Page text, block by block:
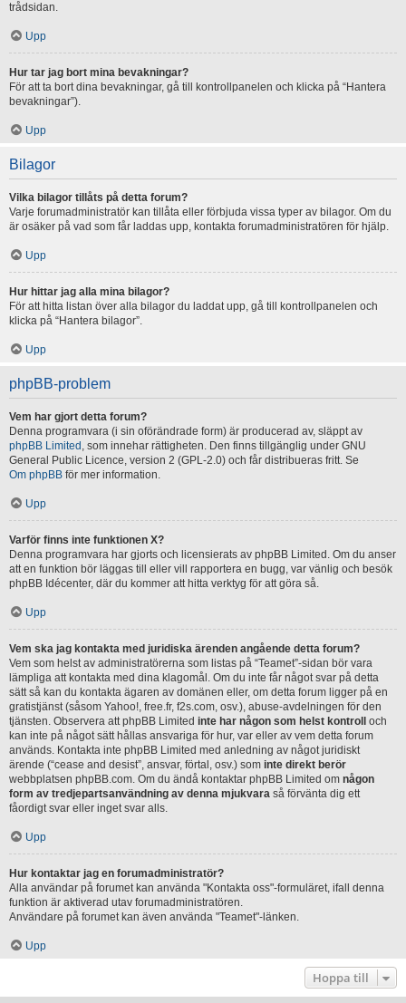
trådsidan.
Upp
Hur tar jag bort mina bevakningar?
För att ta bort dina bevakningar, gå till kontrollpanelen och klicka på “Hantera
bevakningar”).
Upp
Bilagor
Vilka bilagor tillåts på detta forum?
Varje forumadministratör kan tillåta eller förbjuda vissa typer av bilagor. Om du
är osäker på vad som får laddas upp, kontakta forumadministratören för hjälp.
Upp
Hur hittar jag alla mina bilagor?
För att hitta listan över alla bilagor du laddat upp, gå till kontrollpanelen och
klicka på “Hantera bilagor”.
Upp
phpBB-problem
Vem har gjort detta forum?
Denna programvara (i sin oförändrade form) är producerad av, släppt av
phpBB Limited , som innehar rättigheten. Den finns tillgänglig under GNU
General Public Licence, version 2 (GPL-2.0) och får distribueras fritt. Se
Om phpBB för mer information.
Upp
Varför finns inte funktionen X?
Denna programvara har gjorts och licensierats av phpBB Limited. Om du anser
att en funktion bör läggas till eller vill rapportera en bugg, var vänlig och besök
phpBB Idécenter, där du kommer att hitta verktyg för att göra så.
Upp
Vem ska jag kontakta med juridiska ärenden angående detta forum?
Vem som helst av administratörerna som listas på “Teamet”-sidan bör vara
lämpliga att kontakta med dina klagomål. Om du inte får något svar på detta
sätt så kan du kontakta ägaren av domänen eller, om detta forum ligger på en
gratistjänst (såsom Yahoo!, free.fr, f2s.com, osv.), abuse-avdelningen för den
tjänsten. Observera att phpBB Limited inte har någon som helst kontroll
och
kan inte på något sätt hållas ansvariga för hur, var eller av vem detta forum
används. Kontakta inte phpBB Limited med anledning av något juridiskt
ärende (“cease and desist”, ansvar, förtal, osv.) som inte direkt berör
webbplatsen phpBB.com. Om du ändå kontaktar phpBB Limited om någon
form av tredjepartsanvändning av denna mjukvara så förvänta dig ett
fåordigt svar eller inget svar alls.
Upp
Hur kontaktar jag en forumadministratör?
Alla användar på forumet kan använda "Kontakta oss"-formuläret, ifall denna
funktion är aktiverad utav forumadministratören.
Användare på forumet kan även använda "Teamet"-länken.
Upp
Hoppa till